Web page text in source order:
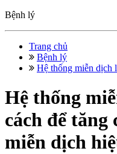
Bệnh lý
Trang chủ
Bệnh lý
Hệ thống miễn dịch
Hệ thống
cách để tăng
miễn dịch